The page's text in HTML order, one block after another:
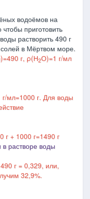
водоёмов на
приготовить
растворить 490 г
в Мёртвом море.
г, ρ(Н2О)=1 г/мл
мл=1000 г. Для воды
г + 1000 г=1490 г
растворе воды
г = 0,329, или,
32,9%.